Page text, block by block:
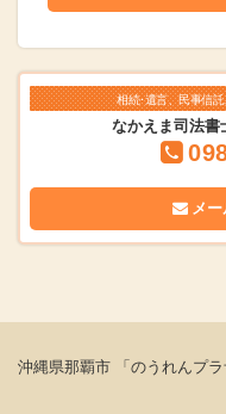
相続･遺言、民事信
なかえま司法書
メ
沖縄県那覇市 「のうれんプ